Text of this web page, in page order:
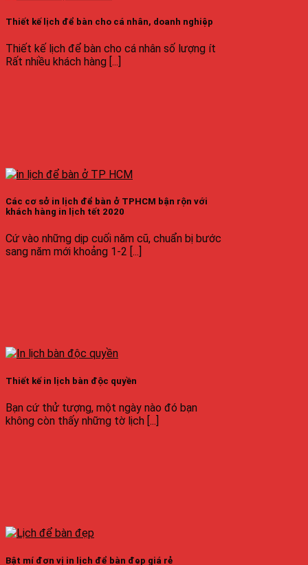
Thiết kế lịch để bàn cho cá nhân, doanh nghiệp
Thiết kế lịch để bàn cho cá nhân số lượng ít
Rất nhiều khách hàng [...]
Các cơ sở in lịch để bàn ở TPHCM bận rộn với
khách hàng in lịch tết 2020
Cứ vào những dịp cuối năm cũ, chuẩn bị bước
sang năm mới khoảng 1-2 [...]
Thiết kế in lịch bàn độc quyền
Bạn cứ thử tượng, một ngày nào đó bạn
không còn thấy những tờ lịch [...]
Bật mí đơn vị in lịch để bàn đẹp giá rẻ